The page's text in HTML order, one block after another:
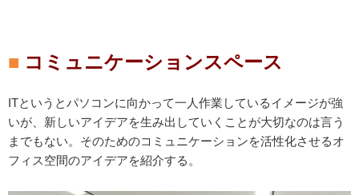
コミュニケーションスペース
ITというとパソコンに向かって一人作業しているイメージが強
いが、新しいアイデアを生み出していくことが大切なのは言う
までもない。そのためのコミュニケーションを活性化させるオ
フィス空間のアイデアを紹介する。